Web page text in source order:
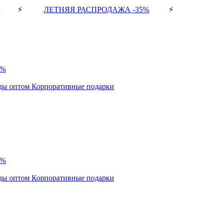
⚡ ЛЕТНЯЯ РАСПРОДАЖА -35% ⚡
оптом Корпоративные подарки
оптом Корпоративные подарки